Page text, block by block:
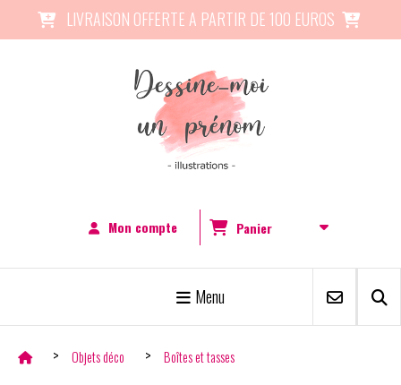
 LIVRAISON OFFERTE A PARTIR DE 100 EUROS 
Mon compte Panier
Menu
Objets déco Boîtes et tasses